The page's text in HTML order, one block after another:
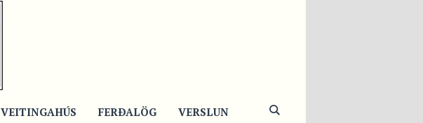
VEITINGAHÚS FERÐALÖG VERSLUN
in Drykkir,Kokteilar